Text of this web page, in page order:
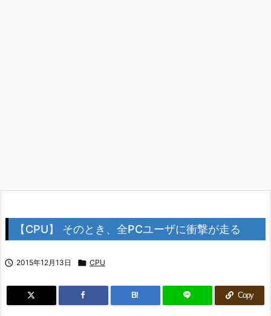
【CPU】 そのとき、全PCユーザに衝撃が走る
 2015年12月13日  CPU
B! Copy